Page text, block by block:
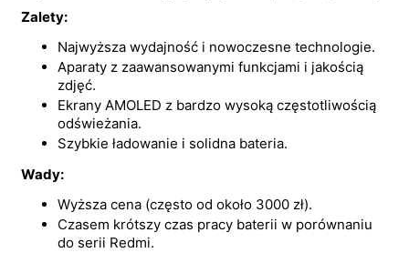
Zalety:
Najwyższa wydajność i nowoczesne technologie.
Aparaty z zaawansowanymi funkcjami i jakością
zdjęć.
Ekrany AMOLED z bardzo wysoką częstotliwością
odświeżania.
Szybkie ładowanie i solidna bateria.
Wady:
Wyższa cena (często od około 3000 zł).
Czasem krótszy czas pracy baterii w porównaniu
do serii Redmi.